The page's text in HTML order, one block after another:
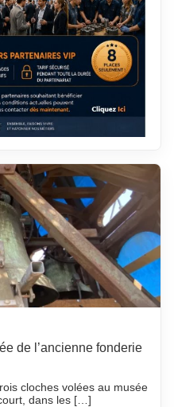
de l’ancienne fonderie
cloches volées au musée
dans les […]